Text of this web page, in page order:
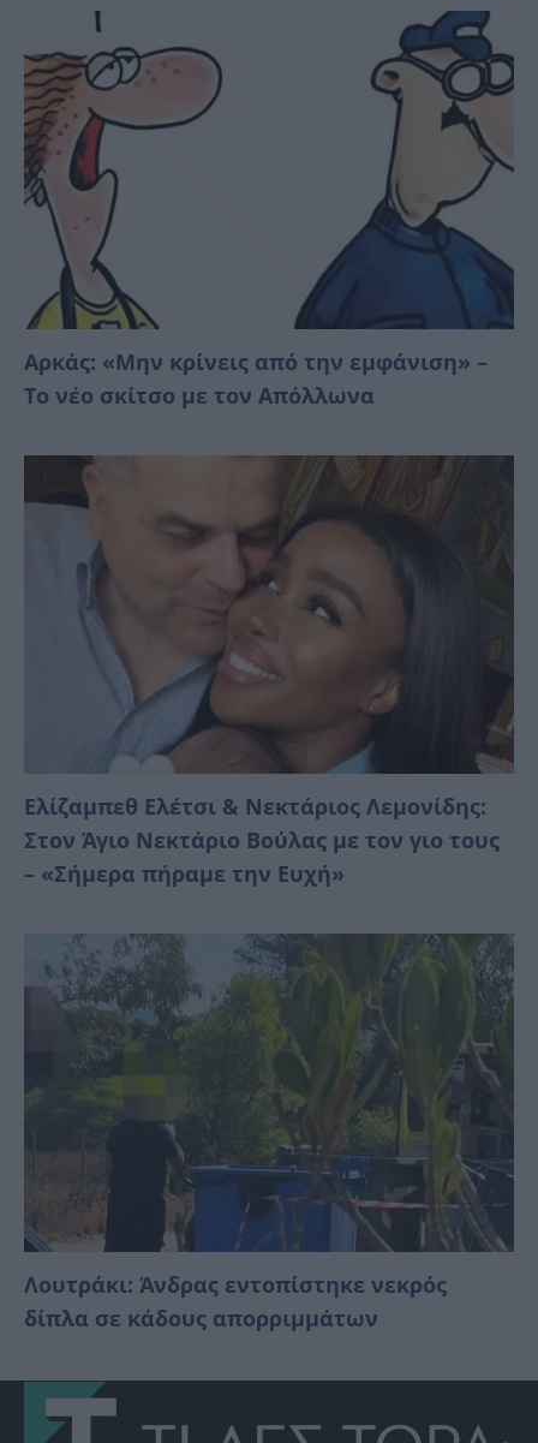
Αρκάς: «Μην κρίνεις από την εμφάνιση» –
Το νέο σκίτσο με τον Απόλλωνα
Ελίζαμπεθ Ελέτσι & Νεκτάριος Λεμονίδης:
Στον Άγιο Νεκτάριο Βούλας με τον γιο τους
– «Σήμερα πήραμε την Ευχή»
Λουτράκι: Άνδρας εντοπίστηκε νεκρός
δίπλα σε κάδους απορριμμάτων